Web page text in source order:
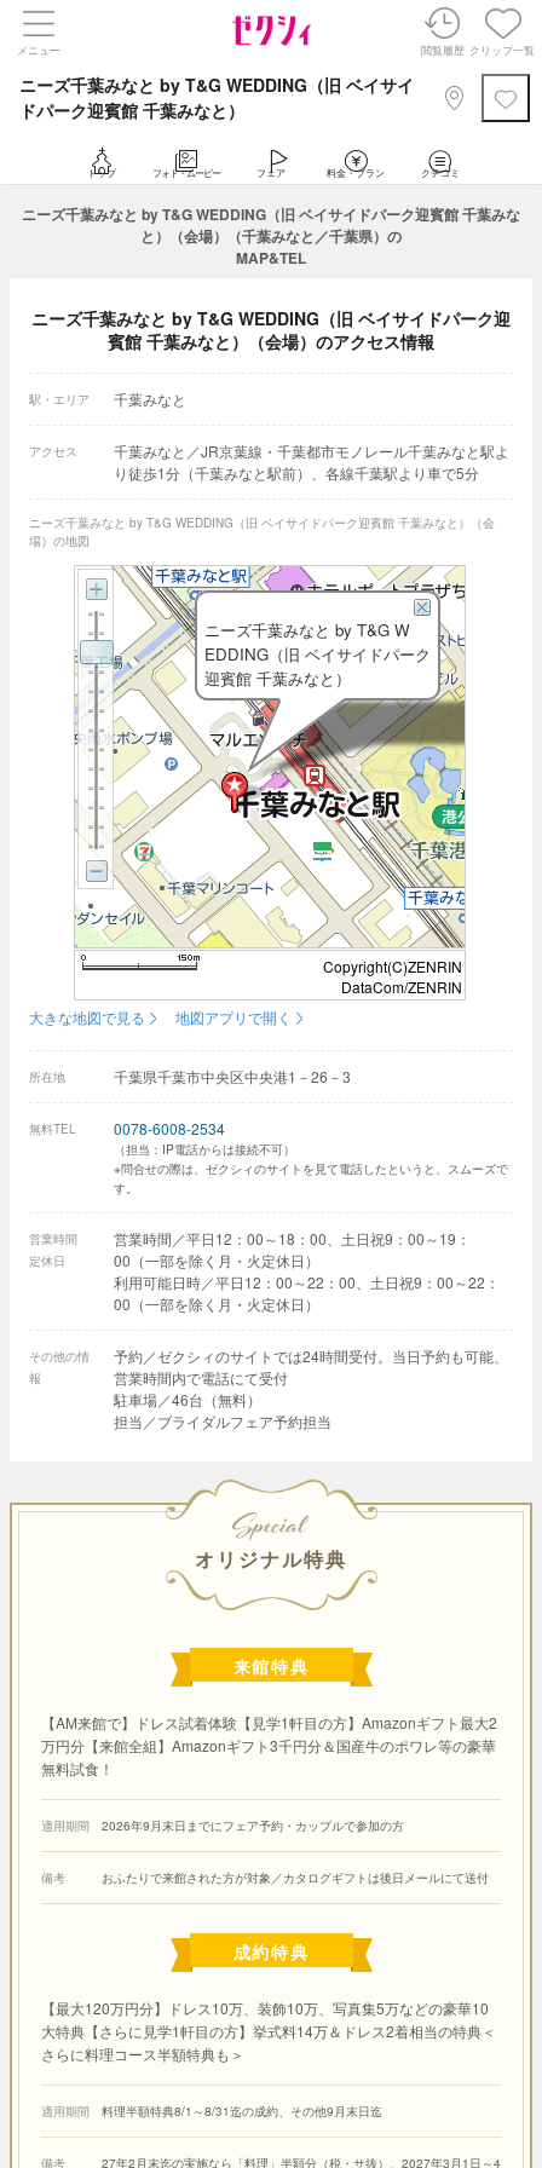
メニュー 閲覧履歴 クリップ一覧
ニーズ千葉みなと by T&G WEDDING（旧 ベイサイ
ドパーク迎賓館 千葉みなと）
トップ フォト・ムービー フェア 料金・プラン クチコミ
ニーズ千葉みなと by T&G WEDDING（旧 ベイサイドパーク迎賓館 千葉みな
と）（会場）（千葉みなと／千葉県）の
MAP&TEL
ニーズ千葉みなと by T&G WEDDING（旧 ベイサイドパーク迎
賓館 千葉みなと）（会場）のアクセス情報
駅・エリア 千葉みなと
アクセス
千葉みなと／JR京葉線・千葉都市モノレール千葉みなと駅よ
り徒歩1分（千葉みなと駅前）、各線千葉駅より車で5分
ニーズ千葉みなと by T&G WEDDING（旧 ベイサイドパーク迎賓館 千葉みなと）（会
場）の地図
ニーズ千葉みなと by T&G W
EDDING（旧 ベイサイドパーク
迎賓館 千葉みなと）
Copyright(C)ZENRIN
DataCom/ZENRIN
大きな地図で見る
地図アプリで開く
所在地 千葉県千葉市中央区中央港1－26－3
無料TEL 0078-6008-2534
（担当：IP電話からは接続不可）
※問合せの際は、ゼクシィのサイトを見て電話したというと、スムーズで
す。
営業時間
定休日
営業時間／平日12：00～18：00、土日祝9：00～19：
00（一部を除く月・火定休日）
利用可能日時／平日12：00～22：00、土日祝9：00～22：
00（一部を除く月・火定休日）
その他の情
報
予約／ゼクシィのサイトでは24時間受付。当日予約も可能、
営業時間内で電話にて受付
駐車場／46台（無料）
担当／ブライダルフェア予約担当
SPECIAL
オリジナル特典
来館特典
【AM来館で】ドレス試着体験【見学1軒目の方】Amazonギフト最大2
万円分【来館全組】Amazonギフト3千円分＆国産牛のポワレ等の豪華
無料試食！
適用期間 2026年9月末日までにフェア予約・カップルで参加の方
備考 おふたりで来館された方が対象／カタログギフトは後日メールにて送付
成約特典
【最大120万円分】ドレス10万、装飾10万、写真集5万などの豪華10
大特典【さらに見学1軒目の方】挙式料14万＆ドレス2着相当の特典＜
さらに料理コース半額特典も＞
適用期間 料理半額特典8/1～8/31迄の成約、その他9月末日迄
備考 27年2月末迄の実施なら「料理」半額分（税・サ抜）、2027年3月1日～4